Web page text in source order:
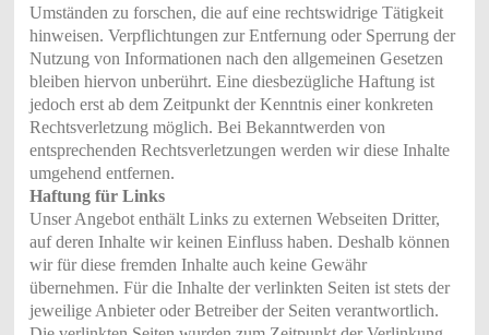
Umständen zu forschen, die auf eine rechtswidrige Tätigkeit
hinweisen. Verpflichtungen zur Entfernung oder Sperrung der
Nutzung von Informationen nach den allgemeinen Gesetzen
bleiben hiervon unberührt. Eine diesbezügliche Haftung ist
jedoch erst ab dem Zeitpunkt der Kenntnis einer konkreten
Rechtsverletzung möglich. Bei Bekanntwerden von
entsprechenden Rechtsverletzungen werden wir diese Inhalte
umgehend entfernen.
Haftung für Links
Unser Angebot enthält Links zu externen Webseiten Dritter,
auf deren Inhalte wir keinen Einfluss haben. Deshalb können
wir für diese fremden Inhalte auch keine Gewähr
übernehmen. Für die Inhalte der verlinkten Seiten ist stets der
jeweilige Anbieter oder Betreiber der Seiten verantwortlich.